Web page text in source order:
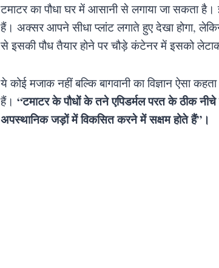
टमाटर का पौधा घर में आसानी से लगाया जा सकता
हैं। अक्सर आपने सीधा प्लांट लगाते हुए देखा होगा,
से इसकी पौध तैयार होने पर चौड़े कंटेनर में इसको
ये कोई मजाक नहीं बल्कि बागवानी का विज्ञान ऐसा
हैं। “टमाटर के पौधों के तने एपिडर्मल परत के ठीक
अपस्थानिक जड़ों में विकसित करने में सक्षम होते हैं”।